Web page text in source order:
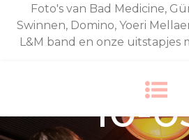
Foto's van Bad Medicine,
Swinnen, Domino, Yoeri
L&M band en onze uitstapjes
10-